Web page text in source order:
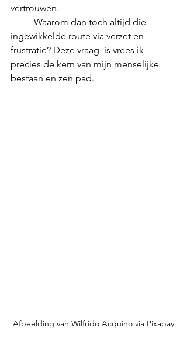
vertrouwen.
ingewikkelde route via verzet en
frustratie? Deze vraag  is vrees ik
precies de kern van mijn menselijke
bestaan en zen pad.
Afbeelding van Wilfrido Acquino via Pixabay